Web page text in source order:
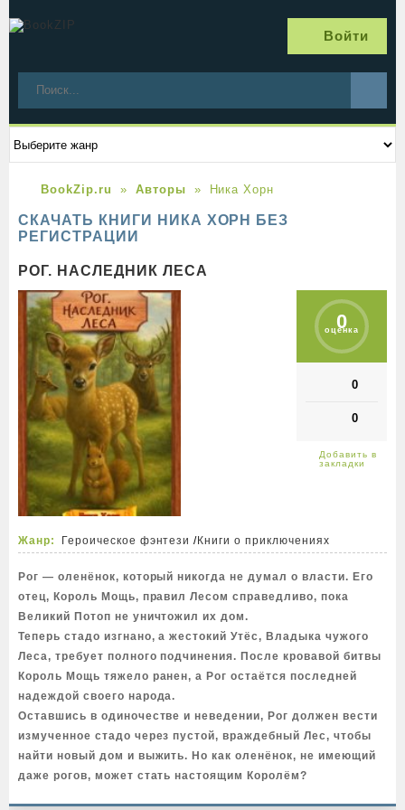
Войти
BookZip.ru Авторы Ника Хорн
СКАЧАТЬ КНИГИ НИКА ХОРН БЕЗ
РЕГИСТРАЦИИ
РОГ. НАСЛЕДНИК ЛЕСА
0
оценка
0
0
Жанр: Героическое фэнтези /Книги о приключениях
Рог — оленёнок, который никогда не думал о власти. Его
отец, Король Мощь, правил Лесом справедливо, пока
Великий Потоп не уничтожил их дом.
Теперь стадо изгнано, а жестокий Утёс, Владыка чужого
Леса, требует полного подчинения. После кровавой битвы
Король Мощь тяжело ранен, а Рог остаётся последней
надеждой своего народа.
Оставшись в одиночестве и неведении, Рог должен вести
измученное стадо через пустой, враждебный Лес, чтобы
найти новый дом и выжить. Но как оленёнок, не имеющий
даже рогов, может стать настоящим Королём?